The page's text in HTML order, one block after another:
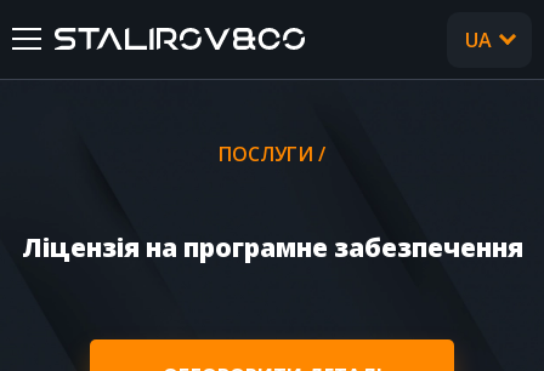
ПОСЛУГИ
UA
ПОСЛУГИ /
Ліцензія на програмне забезпечення